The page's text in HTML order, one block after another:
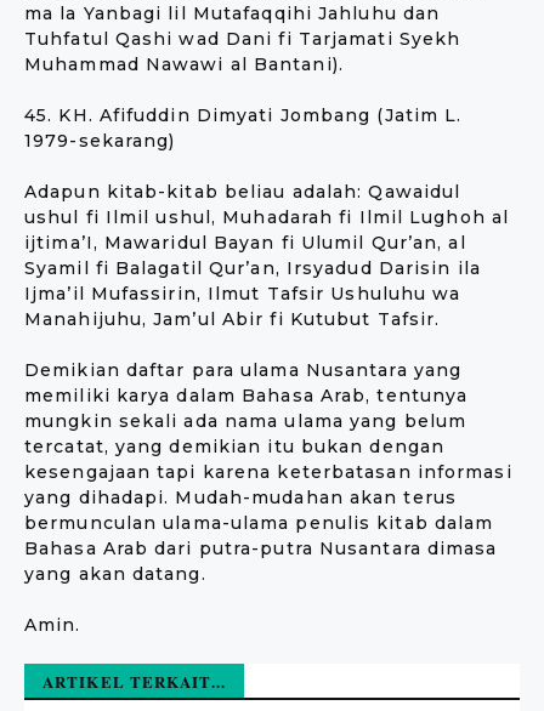
ma la Yanbagi lil Mutafaqqihi Jahluhu dan
Tuhfatul Qashi wad Dani fi Tarjamati Syekh
Muhammad Nawawi al Bantani).
45. KH. Afifuddin Dimyati Jombang (Jatim L.
1979-sekarang)
Adapun kitab-kitab beliau adalah: Qawaidul
ushul fi Ilmil ushul, Muhadarah fi Ilmil Lughoh al
ijtima’I, Mawaridul Bayan fi Ulumil Qur’an, al
Syamil fi Balagatil Qur’an, Irsyadud Darisin ila
Ijma’il Mufassirin, Ilmut Tafsir Ushuluhu wa
Manahijuhu, Jam’ul Abir fi Kutubut Tafsir.
Demikian daftar para ulama Nusantara yang
memiliki karya dalam Bahasa Arab, tentunya
mungkin sekali ada nama ulama yang belum
tercatat, yang demikian itu bukan dengan
kesengajaan tapi karena keterbatasan informasi
yang dihadapi. Mudah-mudahan akan terus
bermunculan ulama-ulama penulis kitab dalam
Bahasa Arab dari putra-putra Nusantara dimasa
yang akan datang.
Amin.
ARTIKEL TERKAIT...